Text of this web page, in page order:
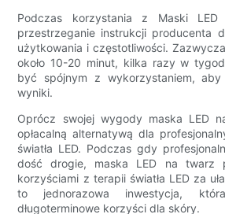
Podczas korzystania z Maski
przestrzeganie instrukcji producenta
użytkowania i częstotliwości.
około 10-20 minut, kilka razy w
być spójnym z wykorzystaniem,
wyniki.
Oprócz swojej wygody maska ​​LED
opłacalną alternatywą dla
światła LED. Podczas gdy
dość drogie, maska ​​LED na twarz
korzyściami z terapii światła LED za
to jednorazowa inwestycja,
długoterminowe korzyści dla skóry.